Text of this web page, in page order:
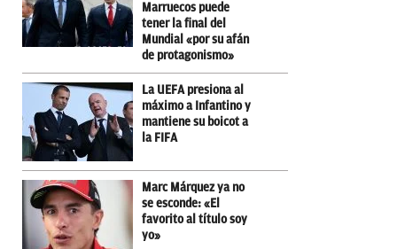
Marruecos puede
tener la final del
Mundial «por su afán
de protagonismo»
La UEFA presiona al
máximo a Infantino y
mantiene su boicot a
la FIFA
Marc Márquez ya no
se esconde: «El
favorito al título soy
yo»